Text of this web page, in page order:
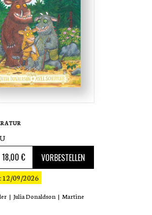
18,00 € VORBESTELLEN
12/09/2026
| Julia Donaldson | Martine